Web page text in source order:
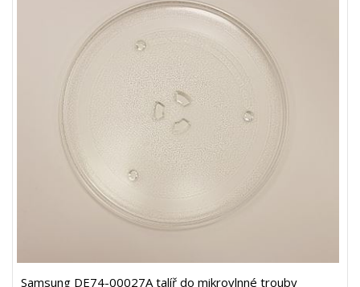
Samsung DE74-00027A talíř do mikrovlnné trouby